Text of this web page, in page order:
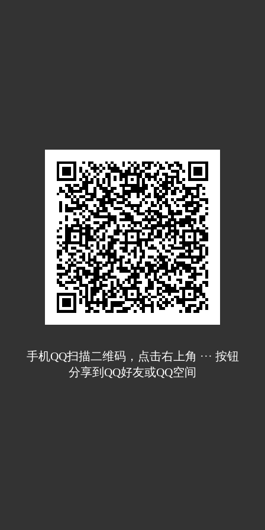
手机QQ扫描二维码，点击右上角 ··· 按钮
分享到QQ好友或QQ空间